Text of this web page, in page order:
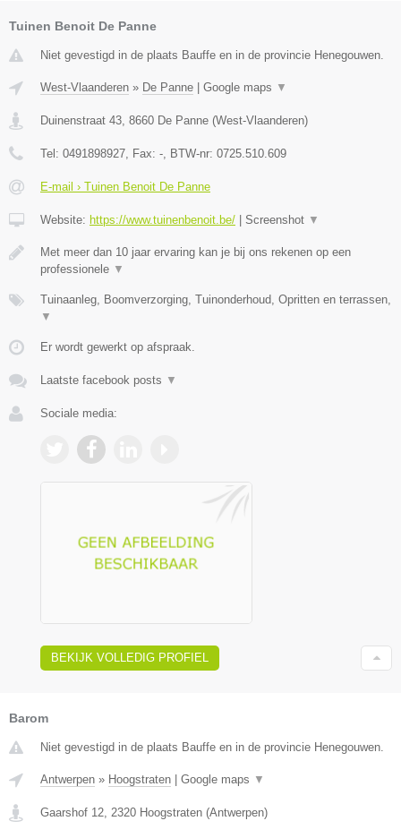
Tuinen Benoit De Panne
Niet gevestigd in de plaats Bauffe en in de provincie Henegouwen.
West-Vlaanderen » De Panne Google maps ▼
Duinenstraat 43, 8660 De Panne (West-Vlaanderen)
Tel: 0491898927, Fax: -, BTW-nr: 0725.510.609
E-mail › Tuinen Benoit De Panne
Website: https://www.tuinenbenoit.be/ Screenshot ▼
Met meer dan 10 jaar ervaring kan je bij ons rekenen op een
professionele ▼
Tuinaanleg, Boomverzorging, Tuinonderhoud, Opritten en terrassen,
▼
Er wordt gewerkt op afspraak.
Laatste facebook posts ▼
Sociale media:
BEKIJK VOLLEDIG PROFIEL
Barom
Niet gevestigd in de plaats Bauffe en in de provincie Henegouwen.
Antwerpen » Hoogstraten Google maps ▼
Gaarshof 12, 2320 Hoogstraten (Antwerpen)